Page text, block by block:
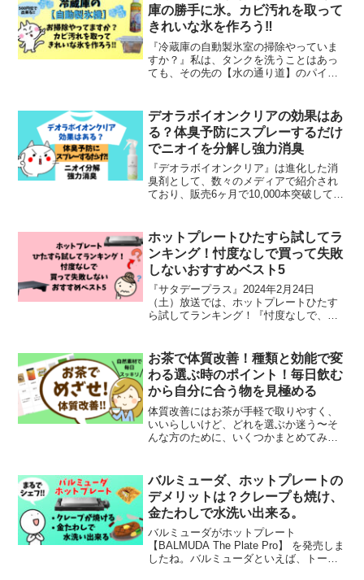
庫の勝手に氷。カビ汚れを取って
きれいな氷を作ろう‼︎
『冷蔵庫の自動製氷室の掃除やっていま
すか？』私は、タンクを洗うことはあっ
ても、その先の【水の通り道】のパイプ
動製氷室の汚れ掃除をしてくれる商品が
あると聞き、さらに値段read more
デオラボイオンクリアの効果はあ
る？体臭予防にスプレーするだけ
でニオイを分解し強力消臭
『デオラボイオンクリア』は進化した消
臭剤として、数々のメディアで紹介され
ており、販売6ヶ月で10,000本突破してい
は服にスプレーする消臭剤‼︎汗を抑えるの
ではなく、かread more
ホットプレートひたすら試してラ
ンキング！忖度なしで買って失敗
しないおすすめベスト5
『サタデープラス』2024年2月24日
（土）放送では、ホットプレートひたす
ら試してランキング！『忖度なしで、買
は、世の中のありとあらゆるものを清水
麻椰アナウンサーが忖read more
お茶で体質改善！種類と効能で変
わる選ぶ時のポイント！毎日飲む
から自分に合う物を見極める
体質改善にはお茶が手軽で取りやすく、
いいらしいけど、どれを選ぶか迷う〜そ
んな方のために、いくつかまとめてみま
い。ネットで注文！オススメのお茶10種
類毎日飲むものだから、おread more
バルミューダ、ホットプレートの
デメリットは？クレープも焼け、
金たわしで水洗い出来る。
バルミューダがホットプレート
【BALMUDA The Plate Pro】 を発売しま
したね。バルミューダといえば、トース